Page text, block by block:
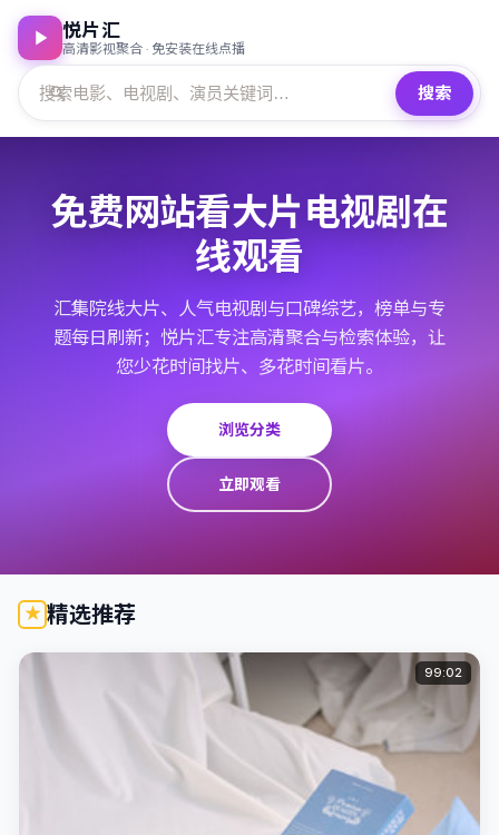
悦片汇
高清影视聚合 · 免安装在线点播
搜索
免费网站看大片电视剧在
线观看
汇集院线大片、人气电视剧与口碑综艺，榜单与专
题每日刷新；悦片汇专注高清聚合与检索体验，让
您少花时间找片、多花时间看片。
浏览分类
立即观看
精选推荐
99:02